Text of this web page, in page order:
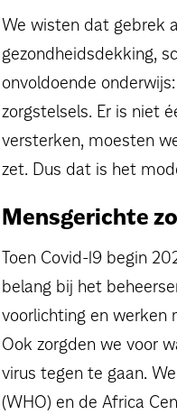
We wisten dat gebrek
gezondheidsdekking,
onvoldoende
zorgstelsels. Er is niet
versterken, moesten
zet. Dus dat is het
Mensgerichte
Toen Covid-19 begin
belang bij het
voorlichting en werken
Ook zorgden we voor
virus tegen te gaan.
(WHO) en de Africa